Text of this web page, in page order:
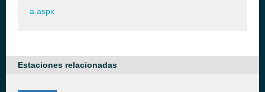
a.aspx
Estaciones relacionadas